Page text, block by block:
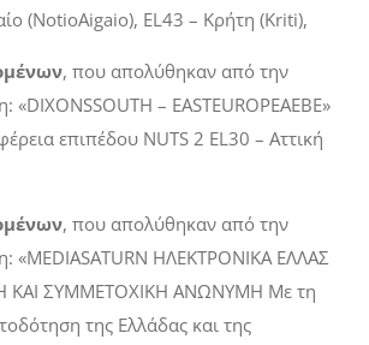
(NotioAigaio), EL43 – Κρήτη (Kriti),
, που απολύθηκαν από την
«DIXONSSOUTH – EASTEUROPEAEBE»
επιπέδου NUTS 2 EL30 – Αττική
, που απολύθηκαν από την
«MEDIASATURN ΗΛΕΚΤΡΟΝΙΚΑ ΕΛΛΑΣ
ΚΑΙ ΣΥΜΜΕΤΟΧΙΚΗ ΑΝΩΝΥΜΗ Με τη
της Ελλάδας και της